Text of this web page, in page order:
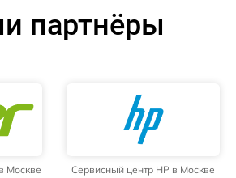
партнёры
Москве Сервисный центр HP в Москве